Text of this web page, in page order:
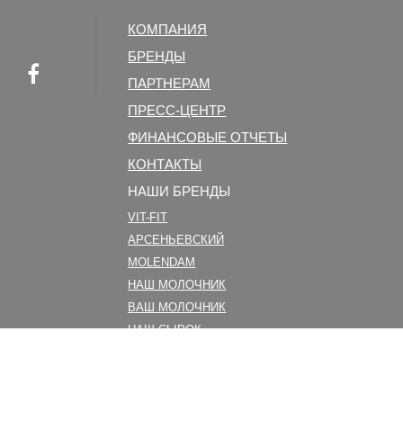
КОМПАНИЯ
БРЕНДЫ
ПАРТНЕРАМ
ПРЕСС-ЦЕНТР
ФИНАНСОВЫЕ ОТЧЕТЫ
КОНТАКТЫ
НАШИ БРЕНДЫ
VIT-FIT
АРСЕНЬЕВСКИЙ
MOLENDAM
НАШ МОЛОЧНИК
ВАШ МОЛОЧНИК
НАШ СЫРОК